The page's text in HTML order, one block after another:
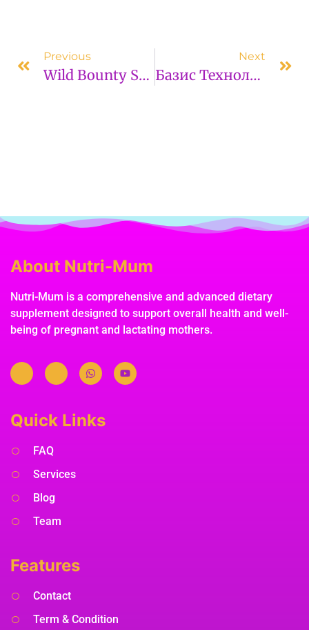
Previous
Wild Bounty Showdown Max Win: Paano Makuha Ang X5,000 Na Payout
Next
Базис Технологического SEO Для Бесперебойной Функционирования Ресурса
About Nutri-Mum
Nutri-Mum is a comprehensive and advanced dietary
supplement designed to support overall health and well-
being of pregnant and lactating mothers.
Quick Links
FAQ
Services
Blog
Team
Features
Contact
Term & Condition